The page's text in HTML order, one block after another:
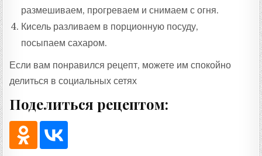
размешиваем, прогреваем и снимаем с огня.
Кисель разливаем в порционную посуду,
посыпаем сахаром.
Если вам понравился рецепт, можете им спокойно
делиться в социальных сетях
Поделиться рецептом: